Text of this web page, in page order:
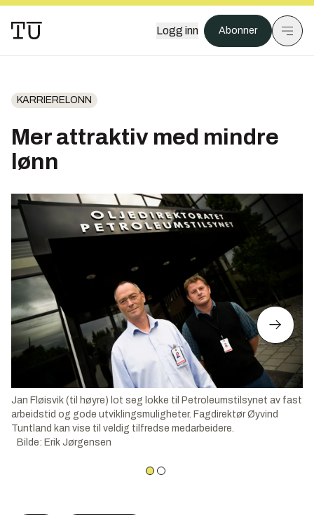
Logg inn Abonner
KARRIERELONN
Mer attraktiv med mindre
lønn
Jan Fløisvik (til høyre) lot seg lokke til Petroleumstilsynet av fast
arbeidstid og gode utviklingsmuligheter. Fagdirektør Øyvind
Tuntland kan vise til veldig tilfredse medarbeidere.
Bilde: Erik Jørgensen